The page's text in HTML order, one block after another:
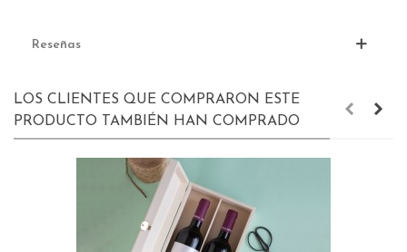
Reseñas
LOS CLIENTES QUE COMPRARON ESTE
PRODUCTO TAMBIÉN HAN COMPRADO